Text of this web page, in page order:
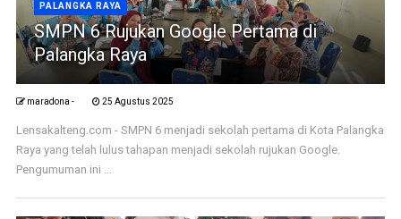
PALANGKA RAYA
SMPN 6 Rujukan Google Pertama di
Palangka Raya
maradona - 25 Agustus 2025
Lensakalteng.com - SMPN 6 menjadi sekolah pertama di Kota Palangka
Raya yang telah lulus tahapan menjadi sekolah rujukan Google.
Pengumuman ini ...